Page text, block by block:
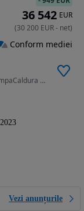
340 CP • BMW i4 GranCoupe 340CP Trapa LED PompaCaldura Garantie
2023
Vezi anunțurile
36 542 EUR
(30 200 EUR- net)
Conform mediei